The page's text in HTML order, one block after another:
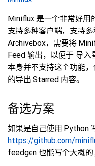
Miniflux 是一个非常好用
支持多种客户端，支持
Archivebox，需要将
Feed 输出，以便于 导入
本身并不支持这个功能
的导出 Starred 内容。
备选方案
如果是自己使用 Python
https://github.com/
feedgen 也能写个大概的